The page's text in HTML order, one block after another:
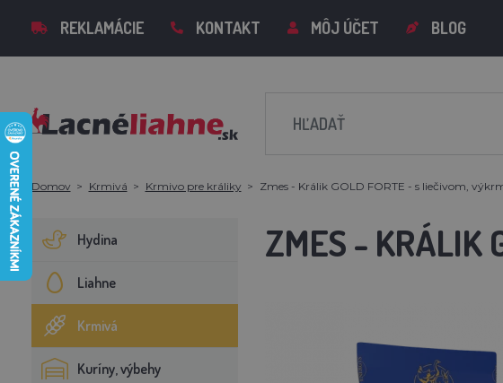
REKLAMÁCIE KONTAKT MÔJ ÚČET BLOG
Domov Krmivá Krmivo pre králiky Zmes - Králik GOLD FORTE - s liečivom,
Hydina
Liahne
Krmivá
Kuríny, výbehy
ZMES - KRÁLIK